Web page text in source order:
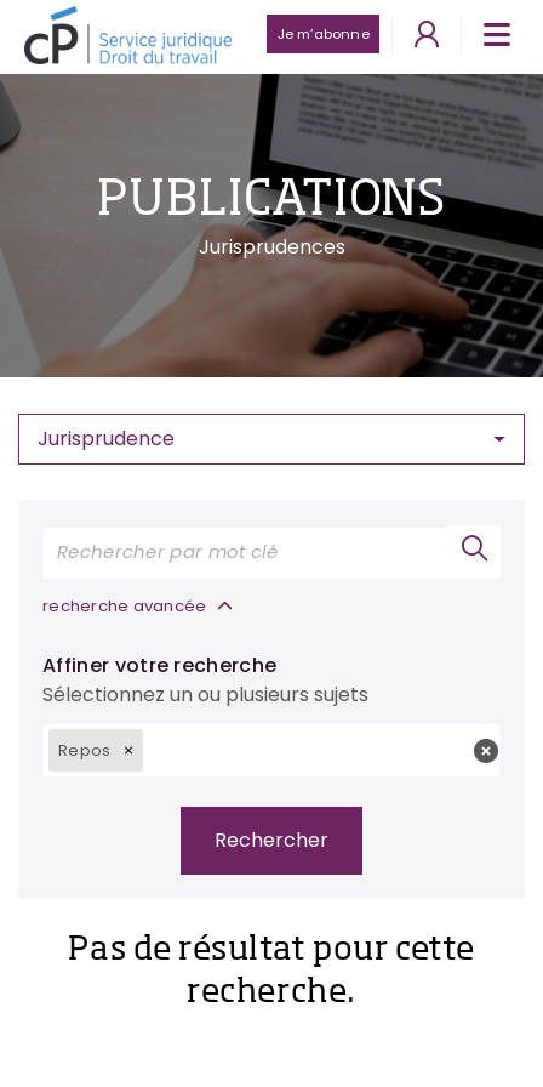
Je m’abonne
PUBLICATIONS
Jurisprudences
Jurisprudence
recherche avancée
Affiner votre recherche
Sélectionnez un ou plusieurs sujets
Repos
Pas de résultat pour cette
recherche.